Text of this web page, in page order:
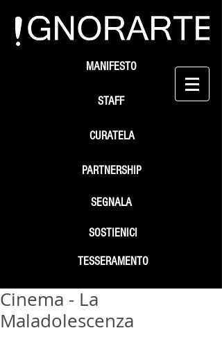
STAFF
SEGNALA
SOSTIENICI
MANIFESTO
PARTNERSHIP
TESSERAMENTO
CURATELA
Cinema - La
Maladolescenza